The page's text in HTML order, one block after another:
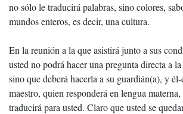
no sólo le traducirá palabras, sino colores,
mundos enteros, es decir, una cultura.
En la reunión a la que asistirá junto a sus
usted no podrá hacer una pregunta directa a
sino que deberá hacerla a su guardián(a), y
maestro, quien responderá en lengua
traducirá para usted. Claro que usted se